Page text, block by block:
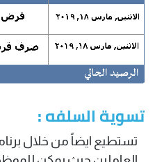
تسوية السلفه :